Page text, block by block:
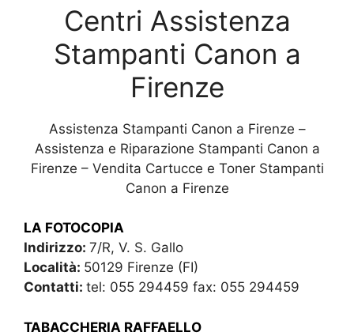
Centri Assistenza
Stampanti Canon a
Firenze
Assistenza Stampanti Canon a Firenze –
Assistenza e Riparazione Stampanti Canon a
Firenze – Vendita Cartucce e Toner Stampanti
Canon a Firenze
LA FOTOCOPIA
Indirizzo: 7/R, V. S. Gallo
Località: 50129 Firenze (FI)
Contatti: tel: 055 294459 fax: 055 294459
TABACCHERIA RAFFAELLO